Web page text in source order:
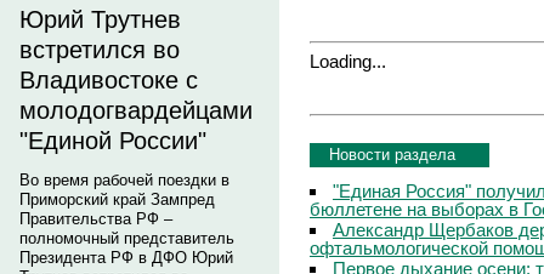
Юрий Трутнев
встретился во
Владивостоке с
молодогвардейцами
"Единой России"
Во время рабочей поездки в
Приморский край Зампред
Правительства РФ –
полномочный представитель
Президента РФ в ДФО Юрий
Loading...
Новости раздела
"Единая Россия"
бюллетене на выборах в
Александр Щербаков
офтальмологической
Первое дыхание осени: